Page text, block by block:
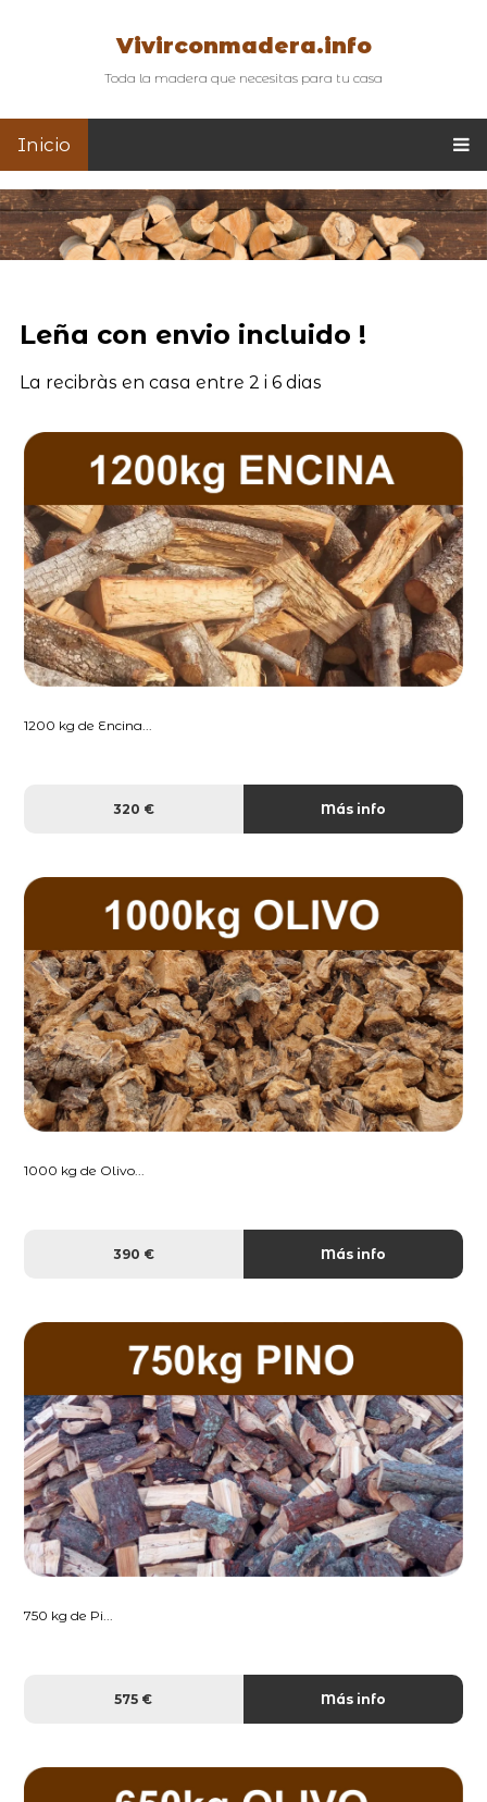
Vivirconmadera.info
Toda la madera que necesitas para tu casa
Inicio
Leña con envio incluido !
La recibràs en casa entre 2 i 6 dias
1200 kg de Encina...
320 € Más info
1000 kg de Olivo...
390 € Más info
750 kg de Pi...
575 € Más info